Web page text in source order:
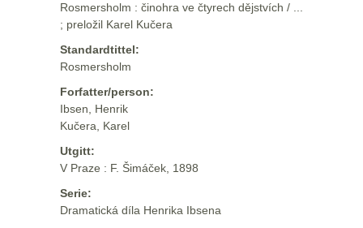
Rosmersholm : činohra ve čtyrech dějstvích / ...
; preložil Karel Kučera
Standardtittel:
Rosmersholm
Forfatter/person:
Ibsen, Henrik
Kučera, Karel
Utgitt:
V Praze : F. Šimáček, 1898
Serie:
Dramatická díla Henrika Ibsena